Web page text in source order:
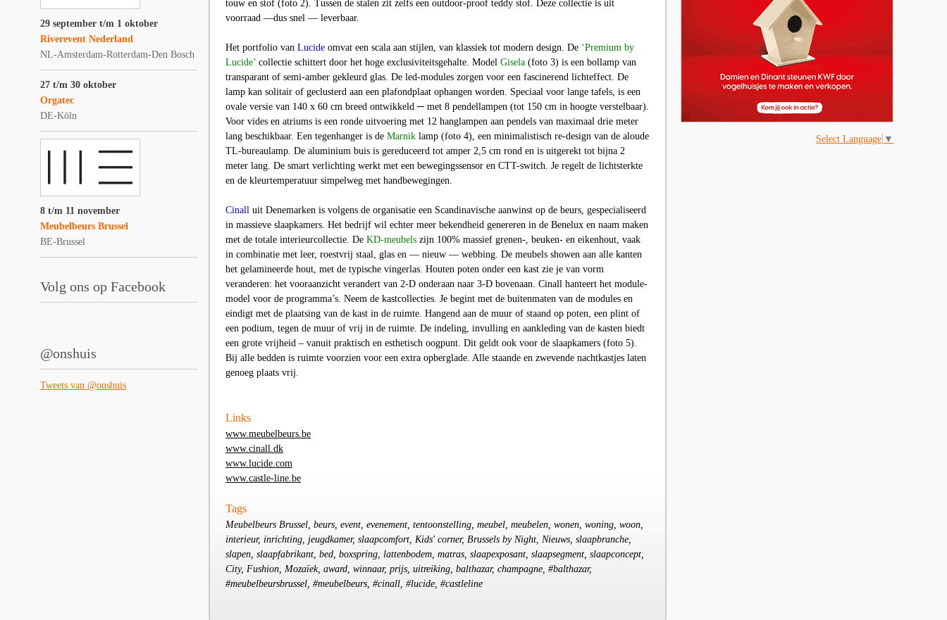
29 september t/m 1 oktober
Riverevent Nederland
NL-Amsterdam-Rotterdam-Den Bosch
27 t/m 30 oktober
Orgatec
DE-Köln
8 t/m 11 november
Meubelbeurs Brussel
BE-Brussel
Volg ons op Facebook
@onshuis
Tweets van @onshuis
touw en stof (foto 2). Tussen de stalen zit zelfs een outdoor-proof teddy stof. Deze collectie is uit
voorraad —dus snel — leverbaar.
Het portfolio van Lucide omvat een scala aan stijlen, van klassiek tot modern design. De ‘Premium by
Lucide’ collectie schittert door het hoge exclusiviteitsgehalte. Model Gisela (foto 3) is een bollamp van
transparant of semi-amber gekleurd glas. De led-modules zorgen voor een fascinerend lichteffect. De
lamp kan solitair of geclusterd aan een plafondplaat ophangen worden. Speciaal voor lange tafels, is een
ovale versie van 140 x 60 cm breed ontwikkeld ─ met 8 pendellampen (tot 150 cm in hoogte verstelbaar).
Voor vides en atriums is een ronde uitvoering met 12 hanglampen aan pendels van maximaal drie meter
lang beschikbaar. Een tegenhanger is de Marnik lamp (foto 4), een minimalistisch re-design van de aloude
TL-bureaulamp. De aluminium buis is gereduceerd tot amper 2,5 cm rond en is uitgerekt tot bijna 2
meter lang. De smart verlichting werkt met een bewegingssensor en CTT-switch. Je regelt de lichtsterkte
en de kleurtemperatuur simpelweg met handbewegingen.
Cinall uit Denemarken is volgens de organisatie een Scandinavische aanwinst op de beurs, gespecialiseerd
in massieve slaapkamers. Het bedrijf wil echter meer bekendheid genereren in de Benelux en naam maken
met de totale interieurcollectie. De KD-meubels zijn 100% massief grenen-, beuken- en eikenhout, vaak
in combinatie met leer, roestvrij staal, glas en — nieuw — webbing. De meubels showen aan alle kanten
het gelamineerde hout, met de typische vingerlas. Houten poten onder een kast zie je van vorm
veranderen: het vooraanzicht verandert van 2-D onderaan naar 3-D bovenaan. Cinall hanteert het module-
model voor de programma’s. Neem de kastcollecties. Je begint met de buitenmaten van de modules en
eindigt met de plaatsing van de kast in de ruimte. Hangend aan de muur of staand op poten, een plint of
een podium, tegen de muur of vrij in de ruimte. De indeling, invulling en aankleding van de kasten biedt
een grote vrijheid – vanuit praktisch en esthetisch oogpunt. Dit geldt ook voor de slaapkamers (foto 5).
Bij alle bedden is ruimte voorzien voor een extra opberglade. Alle staande en zwevende nachtkastjes laten
genoeg plaats vrij.
Links
www.meubelbeurs.be
www.cinall.dk
www.lucide.com
www.castle-line.be
Tags
Meubelbeurs Brussel, beurs, event, evenement, tentoonstelling, meubel, meubelen, wonen, woning, woon,
interieur, inrichting, jeugdkamer, slaapcomfort, Kids' corner, Brussels by Night, Nieuws, slaapbranche,
slapen, slaapfabrikant, bed, boxspring, lattenbodem, matras, slaapexposant, slaapsegment, slaapconcept,
City, Fushion, Mozaïek, award, winnaar, prijs, uitreiking, balthazar, champagne, #balthazar,
#meubelbeursbrussel, #meubelbeurs, #cinall, #lucide, #castleline
Select Language ▼